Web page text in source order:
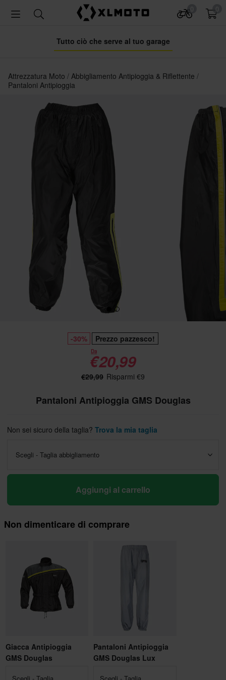
Tutto ciò che serve al tuo garage
Attrezzatura Moto
Abbigliamento Antipioggia & Riflettente
Pantaloni Antipioggia
-30% Prezzo pazzesco!
Da
€20,99
€29,99 Risparmi €9
Pantaloni Antipioggia GMS Douglas
Non sei sicuro della taglia? Trova la mia taglia
Scegli - Taglia abbigliamento
Aggiungi al carrello
Non dimenticare di comprare
Giacca Antipioggia
GMS Douglas
Pantaloni Antipioggia
GMS Douglas Lux